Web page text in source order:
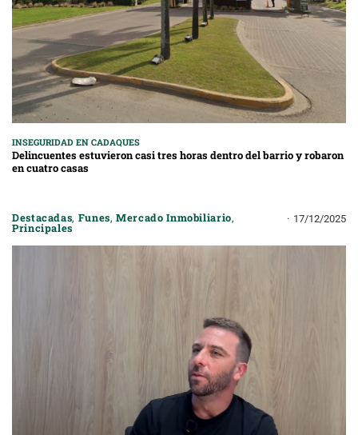
INSEGURIDAD EN CADAQUES
Delincuentes estuvieron casi tres horas dentro del barrio y robaron
en cuatro casas
Destacadas, Funes,Mercado Inmobiliario,
Principales
17/12/2025